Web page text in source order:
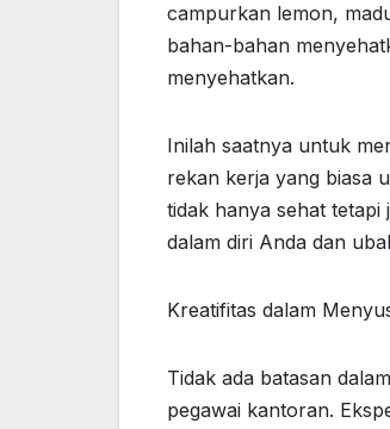
campurkan lemon,
bahan-bahan
menyehatkan.
Inilah saatnya untuk
rekan kerja yang biasa
tidak hanya sehat tetapi
dalam diri Anda dan
Kreatifitas dalam
Tidak ada batasan
pegawai kantoran.